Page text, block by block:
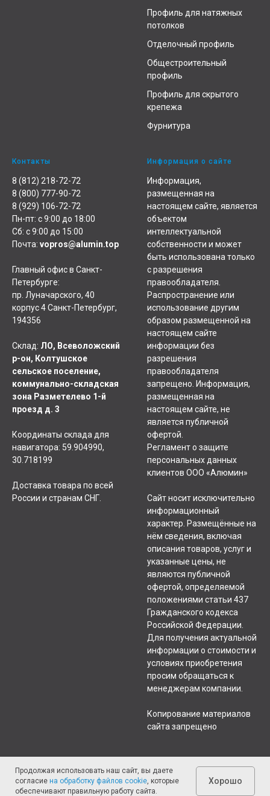
Продолжая использовать наш сайт, вы даете
согласие на обработку файлов cookie, которые
обеспечивают правильную работу сайта.
Хорошо
Профиль для натяжных
потолков
Отделочный профиль
Общестроительный
профиль
Профиль для скрытого
крепежа
Фурнитура
Контакты
8 (812) 218-72-72
8 (800) 777-90-72
8 (929) 106-72-72
Пн-пт: с 9:00 до 18:00
Сб: с 9:00 до 15:00
Почта: vopros@alumin.top
Главный офис в Санкт-
Петербурге:
пр. Луначарского, 40
корпус 4 Санкт-Петербург,
194356
Склад: ЛО, Всеволожский
р-он, Колтушское
сельское поселение,
коммунально-складская
зона Разметелево 1-й
проезд д. 3
Координаты склада для
навигатора: 59.904990,
30.718199
Доставка товара по всей
России и странам СНГ.
Информация о сайте
Информация,
размещенная на
настоящем сайте, является
объектом
интеллектуальной
собственности и может
быть использована только
с разрешения
правообладателя.
Распространение или
использование другим
образом размещенной на
настоящем сайте
информации без
разрешения
правообладателя
запрещено. Информация,
размещенная на
настоящем сайте, не
является публичной
офертой.
Регламент о защите
персональных данных
клиентов ООО «Алюмин»
Сайт носит исключительно
информационный
характер. Размещённые на
нём сведения, включая
описания товаров, услуг и
указанные цены, не
являются публичной
офертой, определяемой
положениями статьи 437
Гражданского кодекса
Российской Федерации.
Для получения актуальной
информации о стоимости и
условиях приобретения
просим обращаться к
менеджерам компании.
Копирование материалов
сайта запрещено